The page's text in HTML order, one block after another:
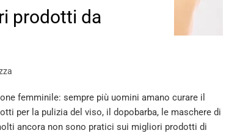
prodotti da
femminile: sempre più uomini amano curare il
per la pulizia del viso, il dopobarba, le maschere di
ancora non sono pratici sui migliori prodotti di